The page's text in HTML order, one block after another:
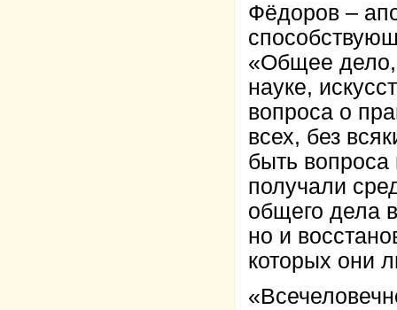
Фёдоров –
«Общее дело,
науке,
вопроса о
всех, без
быть вопроса
получали
общего дела
но и
которых они